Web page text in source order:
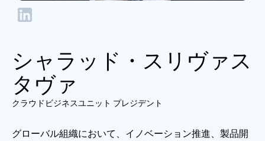
シャラッド・スリヴァス
タヴァ
クラウドビジネスユニット プレジデント
グローバル組織において、イノベーション推進、製品開